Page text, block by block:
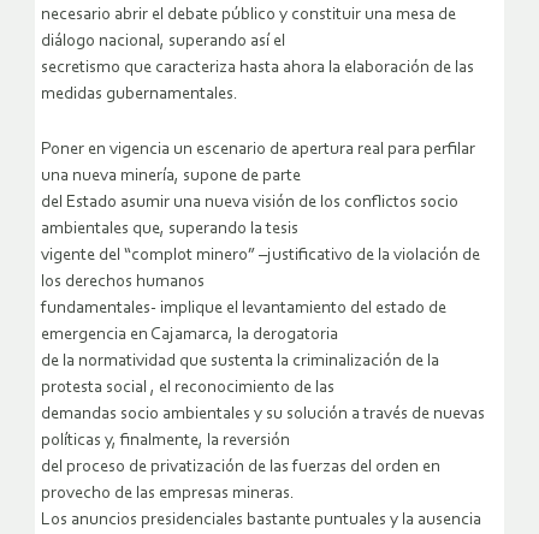
necesario abrir el debate público y constituir una mesa de
diálogo nacional, superando así el
secretismo que caracteriza hasta ahora la elaboración de las
medidas gubernamentales.
Poner en vigencia un escenario de apertura real para perfilar
una nueva minería, supone de parte
del Estado asumir una nueva visión de los conflictos socio
ambientales que, superando la tesis
vigente del “complot minero” –justificativo de la violación de
los derechos humanos
fundamentales- implique el levantamiento del estado de
emergencia en Cajamarca, la derogatoria
de la normatividad que sustenta la criminalización de la
protesta social , el reconocimiento de las
demandas socio ambientales y su solución a través de nuevas
políticas y, finalmente, la reversión
del proceso de privatización de las fuerzas del orden en
provecho de las empresas mineras.
Los anuncios presidenciales bastante puntuales y la ausencia